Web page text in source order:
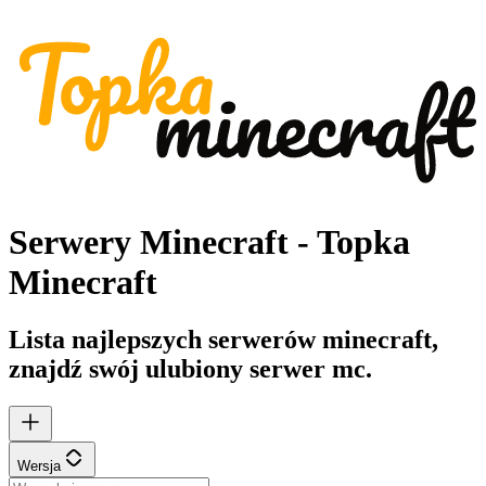
Serwery Minecraft - Topka
Minecraft
Lista najlepszych serwerów minecraft,
znajdź swój ulubiony serwer mc.
Wersja